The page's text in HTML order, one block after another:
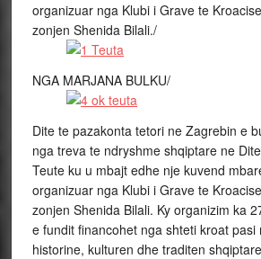
organizuar nga Klubi i Grave te
zonjen Shenida Bilali./
NGA MARJANA BULKU/
Dite te pazakonta tetori ne Zagrebin e
nga treva te ndryshme shqiptare ne
Teute ku u mbajt edhe nje kuvend
organizuar nga Klubi i Grave te
zonjen Shenida Bilali. Ky organizim ka
e fundit financohet nga shteti kroat pasi
historine, kulturen dhe traditen